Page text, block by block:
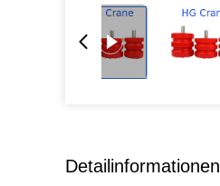
Detailinformationen